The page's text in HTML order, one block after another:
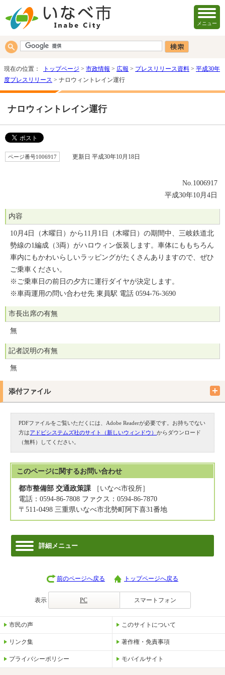
メニュー
現在の位置： トップページ > 市政情報 > 広報 > プレスリリース資料 > 平成30年
度プレスリリース > ナロウィントレイン運行
ナロウィントレイン運行
ページ番号1006917 更新日 平成30年10月18日
No.1006917
平成30年10月4日
内容
10月4日（木曜日）から11月1日（木曜日）の期間中、三岐鉄道北
勢線の1編成（3両）がハロウィン仮装します。車体にももちろん
車内にもかわいらしいラッピングがたくさんありますので、ぜひ
ご乗車ください。
※ご乗車日の前日の夕方に運行ダイヤが決定します。
※車両運用の問い合わせ先 東員駅 電話 0594-76-3690
市長出席の有無
無
記者説明の有無
無
添付ファイル
PDFファイルをご覧いただくには、Adobe Readerが必要です。お持ちでない
方はアドビシステムズ社のサイト（新しいウィンドウ）からダウンロード
（無料）してください。
このページに関するお問い合わせ
都市整備部 交通政策課 ［いなべ市役所］
電話：0594-86-7808 ファクス：0594-86-7870
〒511-0498 三重県いなべ市北勢町阿下喜31番地
詳細メニュー
前のページへ戻る トップページへ戻る
表示 PC スマートフォン
市民の声 このサイトについて
リンク集 著作権・免責事項
プライバシーポリシー モバイルサイト